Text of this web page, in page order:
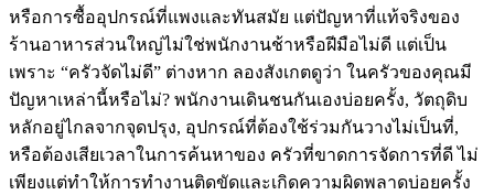
หรือการซื้ออุปกรณ์ที่แพงและทันสมัย แต่ปัญหาที่แท้จริงของ
ร้านอาหารส่วนใหญ่ไม่ใช่พนักงานช้าหรือฝีมือไม่ดี แต่เป็น
เพราะ “ครัวจัดไม่ดี” ต่างหาก ลองสังเกตดูว่า ในครัวของคุณมี
ปัญหาเหล่านี้หรือไม่? พนักงานเดินชนกันเองบ่อยครั้ง, วัตถุดิบ
หลักอยู่ไกลจากจุดปรุง, อุปกรณ์ที่ต้องใช้ร่วมกันวางไม่เป็นที่,
หรือต้องเสียเวลาในการค้นหาของ ครัวที่ขาดการจัดการที่ดี ไม่
เพียงแต่ทำให้การทำงานติดขัดและเกิดความผิดพลาดบ่อยครั้ง